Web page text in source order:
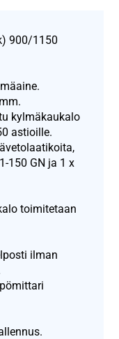
900/1150
kylmäkaukalo
astioille.
150 GN ja 1 x
toimitetaan
ilman